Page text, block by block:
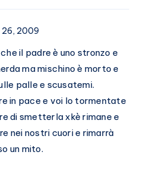
26, 2009
il padre è uno stronzo e
ma mischino è morto e
palle e scusatemi.
in pace e voi lo tormentate
di smetterla xkè rimane e
nei nostri cuori e rimarrà
un mito.